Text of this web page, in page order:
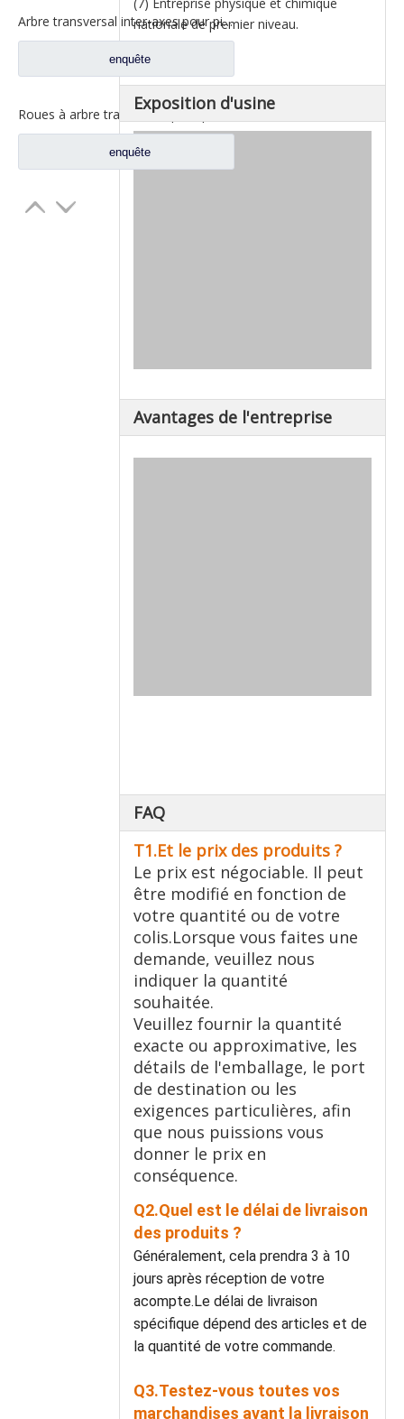
Arbre transversal inter-axes pour pièces de camion Sinotruk HOWO 08 AZ9231320223
enquête
Roues à arbre transversal pour pièces de camion lourd Sinotruk HOWO /Styer AZ9981320150 WG9981320150
enquête
nationale de premier niveau.
Exposition d'usine
Avantages de l'entreprise
FAQ
T1.Et le prix des produits ?
Le prix est négociable. Il peut
être modifié en fonction de
votre quantité ou de votre
colis.Lorsque vous faites une
demande, veuillez nous
indiquer la quantité
souhaitée.
Veuillez fournir la quantité
exacte ou approximative, les
détails de l'emballage, le port
de destination ou les
exigences particulières, afin
que nous puissions vous
donner le prix en
conséquence.
Q2.Quel est le délai de livraison
des produits ?
Généralement, cela prendra 3 à 10
jours après réception de votre
acompte.Le délai de livraison
spécifique dépend des articles et de
la quantité de votre commande.
Q3.Testez-vous toutes vos
marchandises avant la livraison